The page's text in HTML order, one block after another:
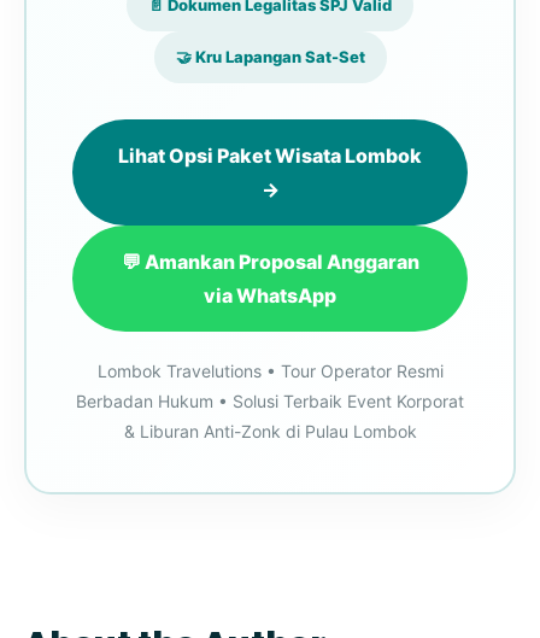
📄 Dokumen Legalitas SPJ Valid
🤝 Kru Lapangan Sat-Set
Lihat Opsi Paket Wisata Lombok
→
💬 Amankan Proposal Anggaran
via WhatsApp
Lombok Travelutions • Tour Operator Resmi
Berbadan Hukum • Solusi Terbaik Event Korporat
& Liburan Anti-Zonk di Pulau Lombok